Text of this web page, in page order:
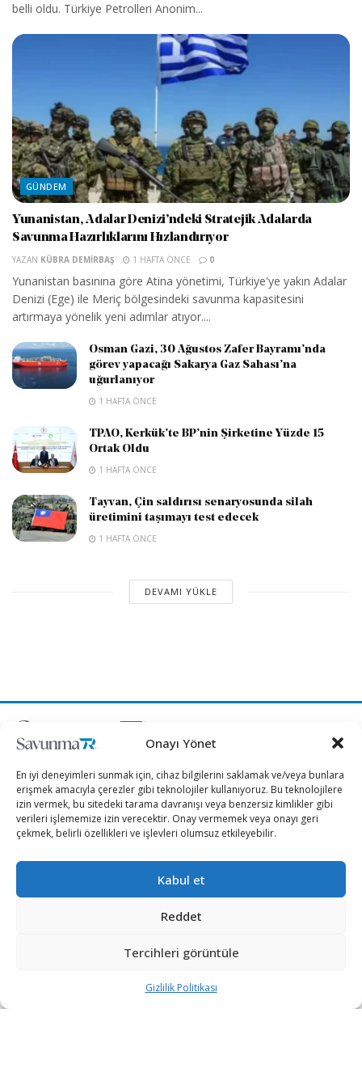
Onayı Yönet
En iyi deneyimleri sunmak için, cihaz bilgilerini saklamak ve/veya bunlara
erişmek amacıyla çerezler gibi teknolojiler kullanıyoruz. Bu teknolojilere
izin vermek, bu sitedeki tarama davranışı veya benzersiz kimlikler gibi
verileri işlememize izin verecektir. Onay vermemek veya onayı geri
çekmek, belirli özellikleri ve işlevleri olumsuz etkileyebilir.
Kabul et
Reddet
Tercihleri görüntüle
Gizlilik Politikası
belli oldu. Türkiye Petrolleri Anonim...
GÜNDEM
Yunanistan, Adalar Denizi’ndeki Stratejik Adalarda
Savunma Hazırlıklarını Hızlandırıyor
YAZAN KÜBRA DEMIRBAŞ 1 HAFTA ÖNCE 0
Yunanistan basınına göre Atina yönetimi, Türkiye'ye yakın Adalar
Denizi (Ege) ile Meriç bölgesindeki savunma kapasitesini
artırmaya yönelik yeni adımlar atıyor....
Osman Gazi, 30 Ağustos Zafer Bayramı’nda
görev yapacağı Sakarya Gaz Sahası’na
uğurlanıyor
1 HAFTA ÖNCE
TPAO, Kerkük’te BP’nin Şirketine Yüzde 15
Ortak Oldu
1 HAFTA ÖNCE
Tayvan, Çin saldırısı senaryosunda silah
üretimini taşımayı test edecek
1 HAFTA ÖNCE
DEVAMI YÜKLE
“Etkin, Güvenilir, Haberdar”
+90 530 308 17 96
iletisim@savunmatr.com
2026 © Savunma TR. Tüm Hakları Saklıdır.
Siber Güvenlik
Teknoloji
Politika